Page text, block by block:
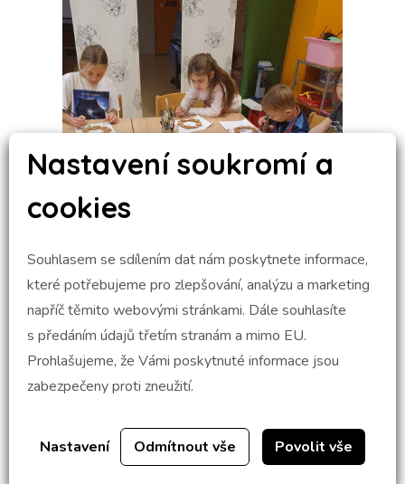
Nastavení soukromí a
cookies
Souhlasem se sdílením dat nám poskytnete informace,
které potřebujeme pro zlepšování, analýzu a marketing
napříč těmito webovými stránkami. Dále souhlasíte
s předáním údajů třetím stranám a mimo EU.
Prohlašujeme, že Vámi poskytnuté informace jsou
zabezpečeny proti zneužití.
Nastavení Odmítnout vše Povolit vše